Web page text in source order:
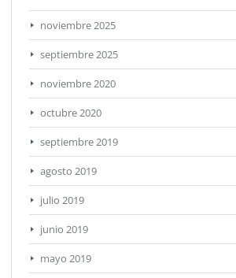
noviembre 2025
septiembre 2025
noviembre 2020
octubre 2020
septiembre 2019
agosto 2019
julio 2019
junio 2019
mayo 2019